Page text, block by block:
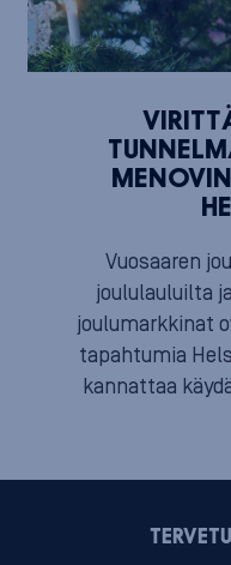
Vuosaaren
joululauluilta
joulumarkkinat
tapahtumia
kannattaa